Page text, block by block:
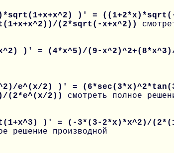
)' =
(2*sqrt(-x+x^2))
)' = (4*x^5)/(9-
e^(x/2) )' =
(2*e^(x/2)) смотреть полное
)' = (-3*(3-2*x)*x^2)/
решение производной